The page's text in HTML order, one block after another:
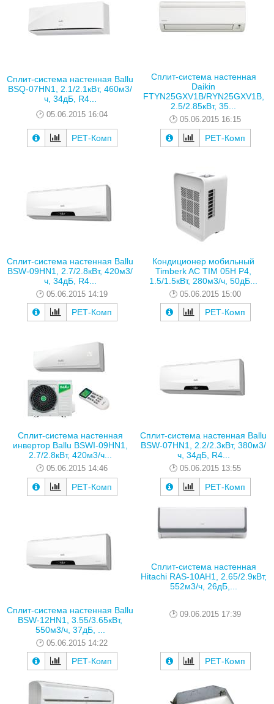
Сплит-система настенная Ballu
BSQ-07HN1, 2.1/2.1кВт, 460м3/
ч, 34дБ, R4...
05.06.2015 16:04
РЕТ-Комп
Сплит-система настенная
Daikin
FTYN25GXV1B/RYN25GXV1B,
2.5/2.85кВт, 35...
05.06.2015 16:15
РЕТ-Комп
Сплит-система настенная Ballu
BSW-09HN1, 2.7/2.8кВт, 420м3/
ч, 34дБ, R4...
05.06.2015 14:19
РЕТ-Комп
Кондиционер мобильный
Timberk AC TIM 05H P4,
1.5/1.5кВт, 280м3/ч, 50дБ...
05.06.2015 15:00
РЕТ-Комп
Сплит-система настенная
инвертор Ballu BSWI-09HN1,
2.7/2.8кВт, 420м3/ч...
05.06.2015 14:46
РЕТ-Комп
Сплит-система настенная Ballu
BSW-07HN1, 2.2/2.3кВт, 380м3/
ч, 34дБ, R4...
05.06.2015 13:55
РЕТ-Комп
Сплит-система настенная Ballu
BSW-12HN1, 3.55/3.65кВт,
550м3/ч, 37дБ, ...
05.06.2015 14:22
РЕТ-Комп
Сплит-система настенная
Hitachi RAS-10AH1, 2.65/2.9кВт,
552м3/ч, 26дБ,...
09.06.2015 17:39
РЕТ-Комп